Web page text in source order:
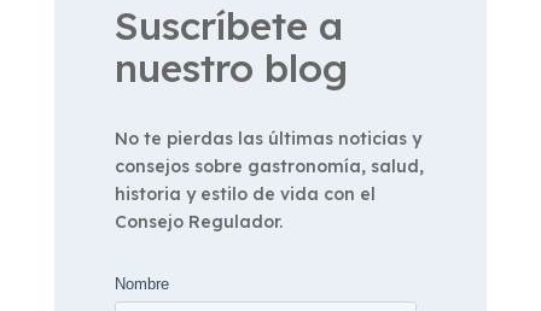
Suscríbete a
nuestro blog
No te pierdas las últimas noticias y
consejos sobre gastronomía, salud,
historia y estilo de vida con el
Consejo Regulador.